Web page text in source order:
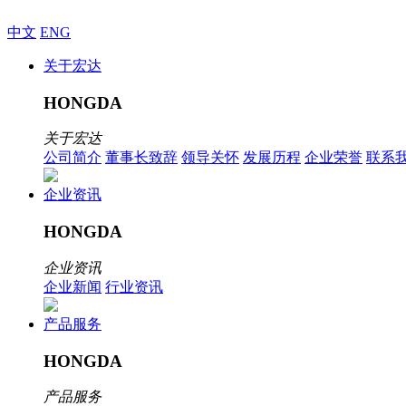
中文 ENG
关于宏达
HONGDA
关于宏达
公司简介 董事长致辞 领导关怀 发展历程 企业荣誉 联系
企业资讯
HONGDA
企业资讯
企业新闻 行业资讯
产品服务
HONGDA
产品服务